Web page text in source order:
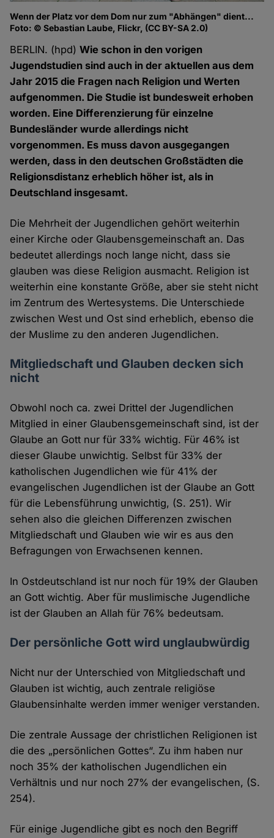
Wenn der Platz vor dem Dom nur zum "Abhängen" dient...
Foto: © Sebastian Laube, Flickr, (CC BY-SA 2.0)
BERLIN. (hpd)Wie schon in den vorigen
Jugendstudien sind auch in der aktuellen aus dem
Jahr 2015 die Fragen nach Religion und Werten
aufgenommen. Die Studie ist bundesweit erhoben
worden. Eine Differenzierung für einzelne
Bundesländer wurde allerdings nicht
vorgenommen. Es muss davon ausgegangen
werden, dass in den deutschen Großstädten die
Religionsdistanz erheblich höher ist, als in
Deutschland insgesamt.
Die Mehrheit der Jugendlichen gehört weiterhin
einer Kirche oder Glaubensgemeinschaft an. Das
bedeutet allerdings noch lange nicht, dass sie
glauben was diese Religion ausmacht. Religion ist
weiterhin eine konstante Größe, aber sie steht nicht
im Zentrum des Wertesystems. Die Unterschiede
zwischen West und Ost sind erheblich, ebenso die
der Muslime zu den anderen Jugendlichen.
Mitgliedschaft und Glauben decken sich
nicht
Obwohl noch ca. zwei Drittel der Jugendlichen
Mitglied in einer Glaubensgemeinschaft sind, ist der
Glaube an Gott nur für 33% wichtig. Für 46% ist
dieser Glaube unwichtig. Selbst für 33% der
katholischen Jugendlichen wie für 41% der
evangelischen Jugendlichen ist der Glaube an Gott
für die Lebensführung unwichtig, (S. 251). Wir
sehen also die gleichen Differenzen zwischen
Mitgliedschaft und Glauben wie wir es aus den
Befragungen von Erwachsenen kennen.
In Ostdeutschland ist nur noch für 19% der Glauben
an Gott wichtig. Aber für muslimische Jugendliche
ist der Glauben an Allah für 76% bedeutsam.
Der persönliche Gott wird unglaubwürdig
Nicht nur der Unterschied von Mitgliedschaft und
Glauben ist wichtig, auch zentrale religiöse
Glaubensinhalte werden immer weniger verstanden.
Die zentrale Aussage der christlichen Religionen ist
die des „persönlichen Gottes“. Zu ihm haben nur
noch 35% der katholischen Jugendlichen ein
Verhältnis und nur noch 27% der evangelischen, (S.
254).
Für einige Jugendliche gibt es noch den Begriff